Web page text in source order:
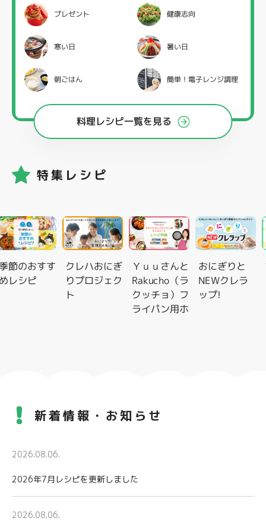
プレゼント 健康志向
寒い日 暑い日
朝ごはん 簡単！電子レンジ調理
料理レシピ一覧を見る
特集レシピ
のおすす
シピ
クレハおにぎ
りプロジェク
ト
Ｙｕｕさんと
Rakucho（ラ
クッチョ）フ
ライパン用ホ
イルシートレ
おにぎりと
NEWクレラ
ップ!
新着情報・お知らせ
2026.08.06.
2026年7月レシピを更新しました
2026.08.06.